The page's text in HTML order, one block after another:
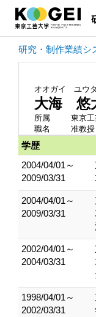
研究・制作業績シ
オオガイ ユウタ
大海 悠
所属
東京
職名
准教授
学歴
2004/04/01～
2009/03/31
2004/04/01～
2009/03/31
2002/04/01～
2004/03/31
1998/04/01～
2002/03/31